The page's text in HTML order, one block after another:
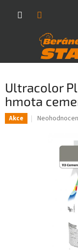
Ultracolor
hmota
Akce
Průměrné